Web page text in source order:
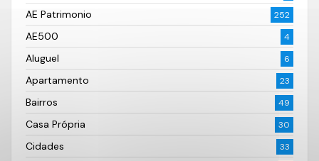
AE Patrimonio 252
AE500 4
Aluguel 6
Apartamento 23
Bairros 49
Casa Própria 30
Cidades 33